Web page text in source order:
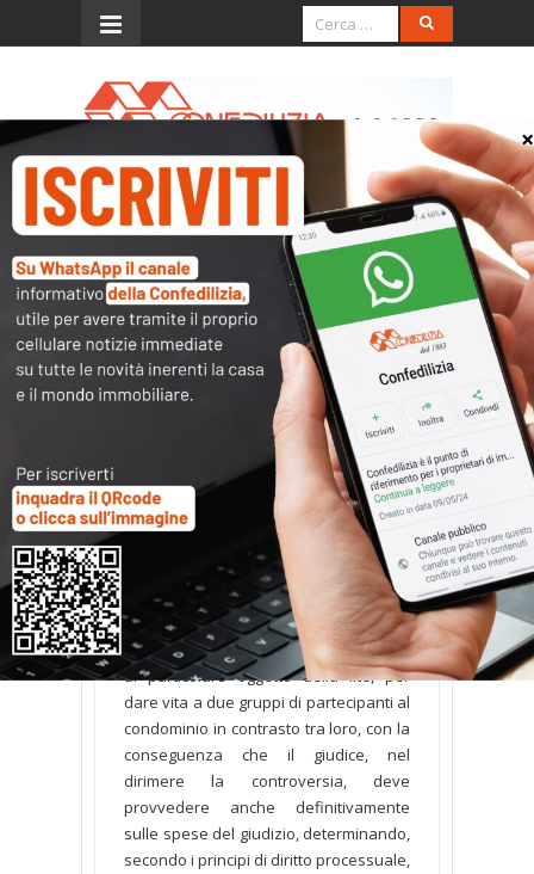
Menu
Spese di giudizio in caso di
controversia tra
condominio e condòmini
“Nell’ipotesi di controversia tra
condominio e uno o più condòmini,
l’unità condominiale si scinde di fronte
al particolare oggetto della lite, per
dare vita a due gruppi di partecipanti al
condominio in contrasto tra loro, con la
conseguenza che il giudice, nel
dirimere la controversia, deve
provvedere anche definitivamente
sulle spese del giudizio, determinando,
secondo i principi di diritto processuale,